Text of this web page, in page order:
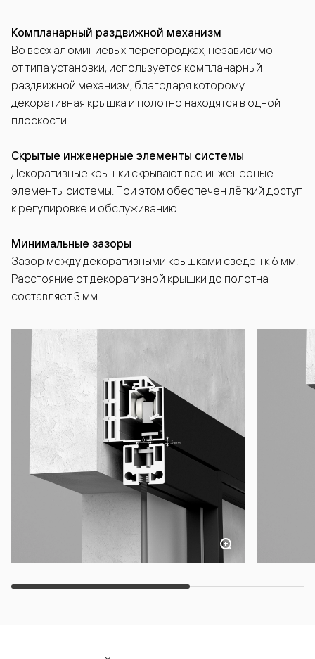
Компланарный раздвижной механизм
Во всех алюминиевых перегородках, независимо
от типа установки, используется компланарный
раздвижной механизм, благодаря которому
декоративная крышка и полотно находятся в одной
плоскости.
Скрытые инженерные элементы системы
Декоративные крышки скрывают все инженерные
элементы системы. При этом обеспечен лёгкий доступ
к регулировке и обслуживанию.
Минимальные зазоры
Зазор между декоративными крышками сведён к 6 мм.
Расстояние от декоративной крышки до полотна
составляет 3 мм.